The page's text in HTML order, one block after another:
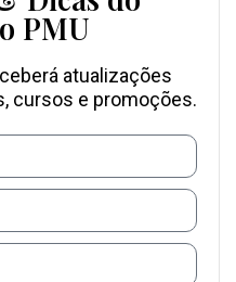
PMU
atualizações
cursos e promoções.